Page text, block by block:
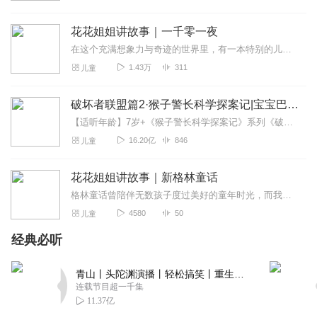
花花姐姐讲故事｜一千零一夜
在这个充满想象力与奇迹的世界里，有一本特别的儿童故事专辑——《花花姐姐讲故事｜一千零一夜》，它如同一扇通往无限可能的大门，引领着小听友们踏上一场场惊心动魄又温馨...
儿童 1.43万 311
破坏者联盟篇2·猴子警长科学探案记|宝宝巴士故事
【适听年龄】7岁+《猴子警长科学探案记》系列《破坏者联盟篇1·猴子警长科学探案记》>>>《破坏者联盟篇2·猴子警长科学探案记》>>>《破坏者联盟篇3·猴子警长科...
儿童 16.20亿 846
花花姐姐讲故事｜新格林童话
格林童话曾陪伴无数孩子度过美好的童年时光，而我们的《新格林童话》，每一个故事都经过精心打磨，保留了格林童话的魔法与魅力，让孩子们体会到勇敢与坚持的力量，像拇指姑...
儿童 4580 50
经典必听
连载节目超一千集
11.37亿